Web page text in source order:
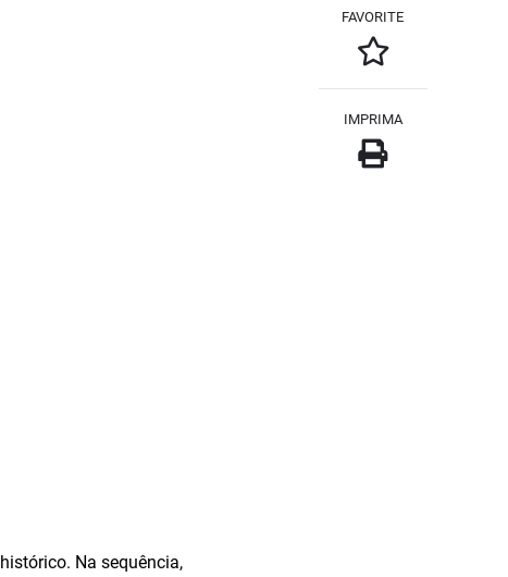
Na sequência,
FAVORITE
IMPRIMA